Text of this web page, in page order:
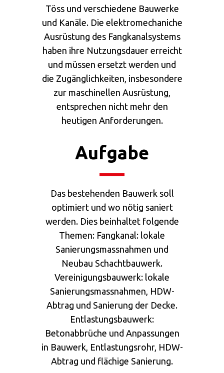
Töss und verschiedene Bauwerke
und Kanäle. Die elektromechaniche
Ausrüstung des Fangkanalsystems
haben ihre Nutzungsdauer erreicht
und müssen ersetzt werden und
die Zugänglichkeiten, insbesondere
zur maschinellen Ausrüstung,
entsprechen nicht mehr den
heutigen Anforderungen.
Aufgabe
Das bestehenden Bauwerk soll
optimiert und wo nötig saniert
werden. Dies beinhaltet folgende
Themen: Fangkanal: lokale
Sanierungsmassnahmen und
Neubau Schachtbauwerk.
Vereinigungsbauwerk: lokale
Sanierungsmassnahmen, HDW-
Abtrag und Sanierung der Decke.
Entlastungsbauwerk:
Betonabbrüche und Anpassungen
in Bauwerk, Entlastungsrohr, HDW-
Abtrag und flächige Sanierung.